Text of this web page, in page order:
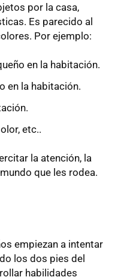
por la casa,
Es parecido al
Por ejemplo:
en la habitación.
en la habitación.
etc..
la atención, la
que les rodea.
empiezan a intentar
los dos pies del
habilidades